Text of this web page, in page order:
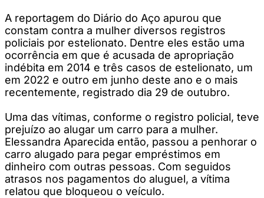
A reportagem do Diário do Aço apurou que
constam contra a mulher diversos registros
policiais por estelionato. Dentre eles estão uma
ocorrência em que é acusada de apropriação
indébita em 2014 e três casos de estelionato, um
em 2022 e outro em junho deste ano e o mais
recentemente, registrado dia 29 de outubro.
Uma das vítimas, conforme o registro policial, teve
prejuízo ao alugar um carro para a mulher.
Elessandra Aparecida então, passou a penhorar o
carro alugado para pegar empréstimos em
dinheiro com outras pessoas. Com seguidos
atrasos nos pagamentos do aluguel, a vítima
relatou que bloqueou o veículo.